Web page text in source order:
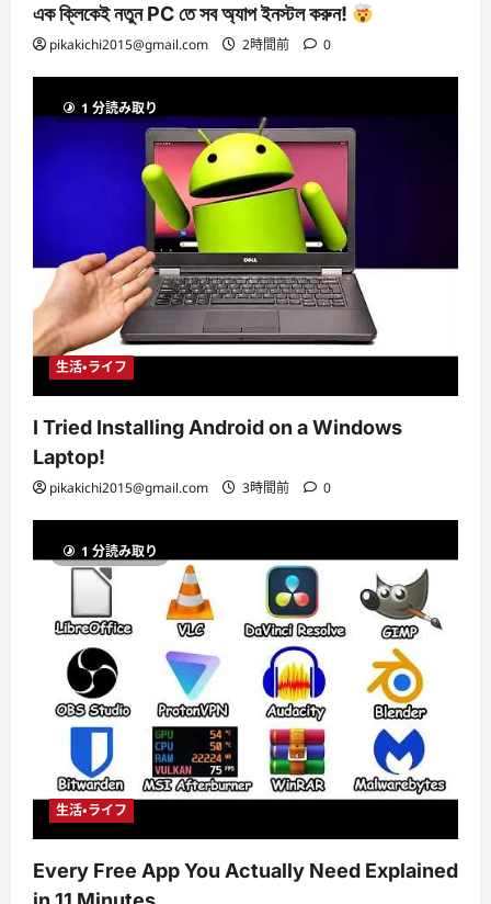
এক ক্লিকেই নতুন PC তে সব অ্যাপ ইনস্টল করুন!
pikakichi2015@gmail.com 2時間前 0
1 分読み取り
生活・ライフ
I Tried Installing Android on a Windows
Laptop!
pikakichi2015@gmail.com 3時間前 0
1 分読み取り
生活・ライフ
Every Free App You Actually Need Explained